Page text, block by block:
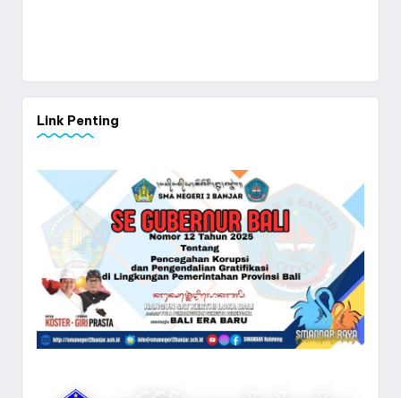
Link Penting